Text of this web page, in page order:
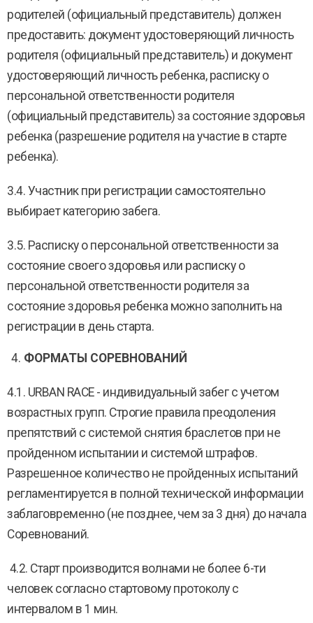
родителей (официальный представитель) должен
предоставить: документ удостоверяющий личность
родителя (официальный представитель) и документ
удостоверяющий личность ребенка, расписку о
персональной ответственности родителя
(официальный представитель) за состояние здоровья
ребенка (разрешение родителя на участие в старте
ребенка).
3.4. Участник при регистрации самостоятельно
выбирает категорию забега.
3.5. Расписку о персональной ответственности за
состояние своего здоровья или расписку о
персональной ответственности родителя за
состояние здоровья ребенка можно заполнить на
регистрации в день старта.
ФОРМАТЫ СОРЕВНОВАНИЙ
4.1. URBAN RACE - индивидуальный забег с учетом
возрастных групп. Строгие правила преодоления
препятствий с системой снятия браслетов при не
пройденном испытании и системой штрафов.
Разрешенное количество не пройденных испытаний
регламентируется в полной технической информации
заблаговременно (не позднее, чем за 3 дня) до начала
Соревнований.
4.2. Старт производится волнами не более 6-ти
человек согласно стартовому протоколу с
интервалом в 1 мин.